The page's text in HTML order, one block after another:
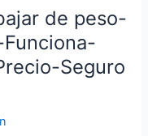
de peso-
Seguro